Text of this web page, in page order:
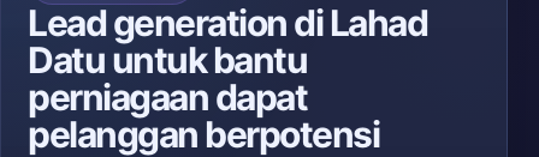
Lead generation di Lahad
Datu untuk bantu
perniagaan dapat
pelanggan berpotensi